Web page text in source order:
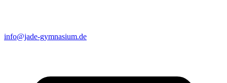
info@jade-gymnasium.de